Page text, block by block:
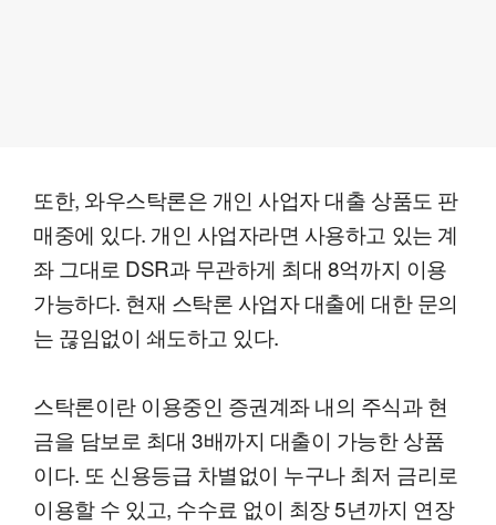
또한, 와우스탁론은 개인 사업자 대출 상품도 판
매중에 있다. 개인 사업자라면 사용하고 있는 계
좌 그대로 DSR과 무관하게 최대 8억까지 이용
가능하다. 현재 스탁론 사업자 대출에 대한 문의
는 끊임없이 쇄도하고 있다.
스탁론이란 이용중인 증권계좌 내의 주식과 현
금을 담보로 최대 3배까지 대출이 가능한 상품
이다. 또 신용등급 차별없이 누구나 최저 금리로
이용할 수 있고, 수수료 없이 최장 5년까지 연장